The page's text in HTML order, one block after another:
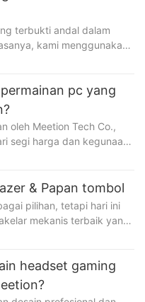
terbukti andal dalam
kami menggunakan
pc yang
oleh Meetion Tech Co.,
segi harga dan kegunaan.
mutu, kami
& Papan tombol
pilihan, tetapi hari ini
mekanis terbaik yang
lembut
headset gaming